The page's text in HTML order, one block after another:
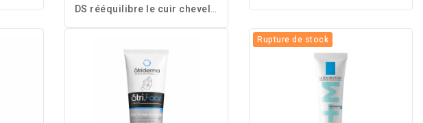
tout
et
DS rééquilibre le cuir chevelu,
élimine les pellicules visibles
démangeaisons dès la
première utilisation.
avec un crochet pratique et
une conception éco-
responsable.
Rupture de stock